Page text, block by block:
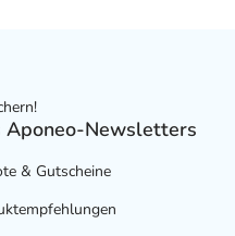
Aponeo-Newsletters
& Gutscheine